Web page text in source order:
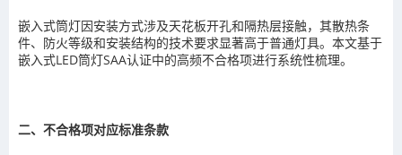
嵌入式筒灯因安装方式涉及天花板开孔和隔热层接触，其散热条
件、防火等级和安装结构的技术要求显著高于普通灯具。本文基于
嵌入式LED筒灯SAA认证中的高频不合格项进行系统性梳理。
二、不合格项对应标准条款